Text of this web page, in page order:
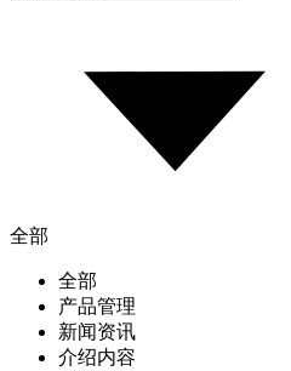
全部
全部
产品管理
新闻资讯
介绍内容